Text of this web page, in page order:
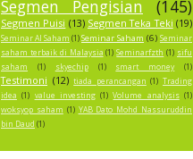
Segmen Pengisian (145)
Segmen Puisi (13) Segmen Teka Teki (19)
Seminar AI Saham (1)Seminar Saham (6) Seminar
saham terbaik di Malaysia (1) Seminarfzth (1) sifu
saham
(1) skyechip (1) smart money (1)
Testimoni (12) tiada perancangan (1) Trading
idea (1) value investing (1) Volume analysis (1)
woksyop saham (1) YAB Dato Mohd Nassuruddin
bin Daud (1)